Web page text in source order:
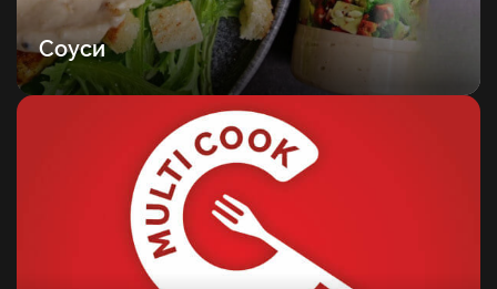
Соуси